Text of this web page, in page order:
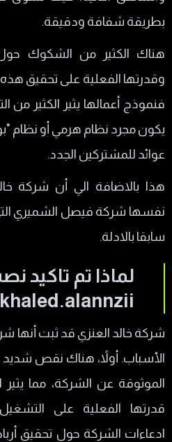
بطريقة شفافة ودقيقة.
هناك الكثير من الشكوك
وقدرتها الفعلية على تحقيق هذه
فنموذج أعمالها يثير الكثير من
يكون مجرد نظام هرمي أو نظام
عوائد للمشتركين الجدد.
هذا بالاضافة الي أن شركة
نفسها شركة فيصل الشميري
سابقا بالادلة.
لماذا تم تاكيد
khaled.alannzii؟
شركة خالد العنزي قد ثبت أنها
الأسباب. أولاً، هناك نقص
الموثوقة عن الشركة، مما
قدرتها الفعلية على التشغيل
ادعاءات الشركة حول تحقيق